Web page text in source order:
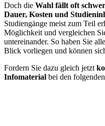
Doch die Wahl fällt oft schwer
Dauer, Kosten und
Studiengänge meist zum Teil
Möglichkeit und vergleichen
untereinander. So haben Sie
Blick vorliegen und können
Fordern Sie dazu gleich jetzt
Infomaterial bei den